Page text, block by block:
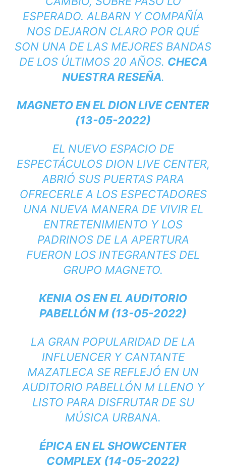
ESPERADO. ALBARN Y COMPAÑÍA
NOS DEJARON CLARO POR QUÉ
SON UNA DE LAS MEJORES BANDAS
DE LOS ÚLTIMOS 20 AÑOS. CHECA
NUESTRA RESEÑA.
MAGNETO EN EL DION LIVE CENTER
(13-05-2022)
EL NUEVO ESPACIO DE
ESPECTÁCULOS DION LIVE CENTER,
ABRIÓ SUS PUERTAS PARA
OFRECERLE A LOS ESPECTADORES
UNA NUEVA MANERA DE VIVIR EL
ENTRETENIMIENTO Y LOS
PADRINOS DE LA APERTURA
FUERON LOS INTEGRANTES DEL
GRUPO MAGNETO.
KENIA OS EN EL AUDITORIO
PABELLÓN M (13-05-2022)
LA GRAN POPULARIDAD DE LA
INFLUENCER Y CANTANTE
MAZATLECA SE REFLEJÓ EN UN
AUDITORIO PABELLÓN M LLENO Y
LISTO PARA DISFRUTAR DE SU
MÚSICA URBANA.
ÉPICA EN EL SHOWCENTER
COMPLEX (14-05-2022)